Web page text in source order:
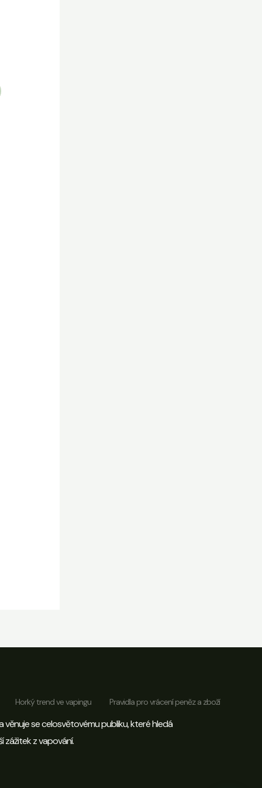
Horký trend ve vapingu Pravidla pro vrácení peněz a zboží
se celosvětovému publiku, které hledá
zážitek z vapování.Ahoj, kontaktujte Mandy přes WhatsApp